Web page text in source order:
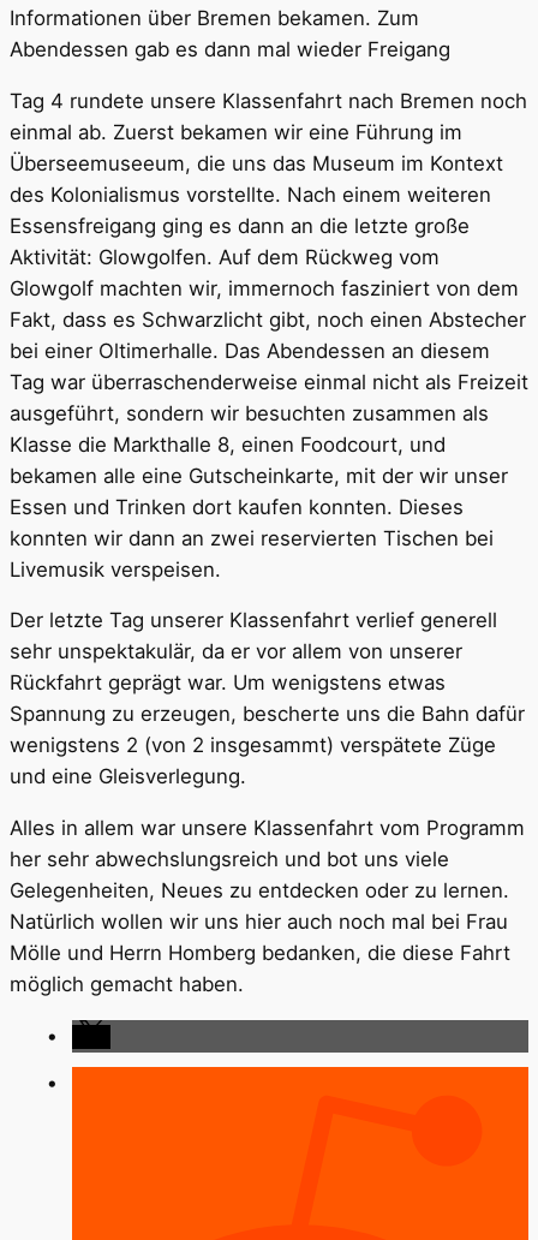
Informationen über Bremen bekamen. Zum
Abendessen gab es dann mal wieder Freigang
Tag 4 rundete unsere Klassenfahrt nach Bremen noch
einmal ab. Zuerst bekamen wir eine Führung im
Überseemuseeum, die uns das Museum im Kontext
des Kolonialismus vorstellte. Nach einem weiteren
Essensfreigang ging es dann an die letzte große
Aktivität: Glowgolfen. Auf dem Rückweg vom
Glowgolf machten wir, immernoch fasziniert von dem
Fakt, dass es Schwarzlicht gibt, noch einen Abstecher
bei einer Oltimerhalle. Das Abendessen an diesem
Tag war überraschenderweise einmal nicht als Freizeit
ausgeführt, sondern wir besuchten zusammen als
Klasse die Markthalle 8, einen Foodcourt, und
bekamen alle eine Gutscheinkarte, mit der wir unser
Essen und Trinken dort kaufen konnten. Dieses
konnten wir dann an zwei reservierten Tischen bei
Livemusik verspeisen.
Der letzte Tag unserer Klassenfahrt verlief generell
sehr unspektakulär, da er vor allem von unserer
Rückfahrt geprägt war. Um wenigstens etwas
Spannung zu erzeugen, bescherte uns die Bahn dafür
wenigstens 2 (von 2 insgesammt) verspätete Züge
und eine Gleisverlegung.
Alles in allem war unsere Klassenfahrt vom Programm
her sehr abwechslungsreich und bot uns viele
Gelegenheiten, Neues zu entdecken oder zu lernen.
Natürlich wollen wir uns hier auch noch mal bei Frau
Mölle und Herrn Homberg bedanken, die diese Fahrt
möglich gemacht haben.